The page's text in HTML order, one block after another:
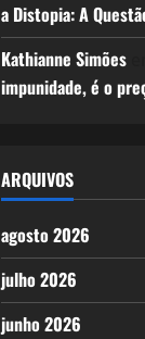
a Distopia: A
Kathianne Simões
impunidade, é o
ARQUIVOS
agosto 2026
julho 2026
junho 2026